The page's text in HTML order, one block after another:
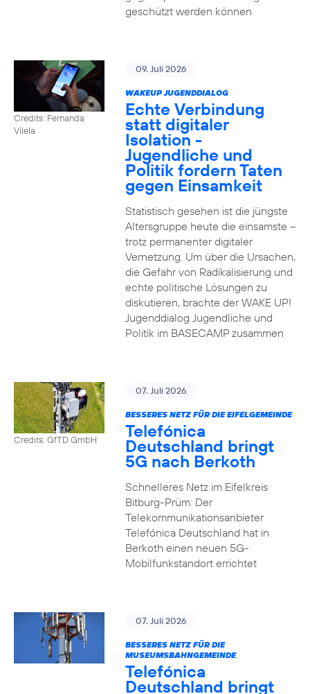
geschützt werden können
Credits: Fernanda
Vilela
09. Juli 2026
WAKEUP JUGENDDIALOG
Echte Verbindung
statt digitaler
Isolation -
Jugendliche und
Politik fordern Taten
gegen Einsamkeit
Statistisch gesehen ist die jüngste
Altersgruppe heute die einsamste –
trotz permanenter digitaler
Vernetzung. Um über die Ursachen,
die Gefahr von Radikalisierung und
echte politische Lösungen zu
diskutieren, brachte der WAKE UP!
Jugenddialog Jugendliche und
Politik im BASECAMP zusammen
Credits: GfTD GmbH
07. Juli 2026
BESSERES NETZ FÜR DIE EIFELGEMEINDE
Telefónica
Deutschland bringt
5G nach Berkoth
Schnelleres Netz im Eifelkreis
Bitburg-Prüm: Der
Telekommunikationsanbieter
Telefónica Deutschland hat in
Berkoth einen neuen 5G-
Mobilfunkstandort errichtet
07. Juli 2026
BESSERES NETZ FÜR DIE
MUSEUMSBAHNGEMEINDE
Telefónica
Deutschland bringt